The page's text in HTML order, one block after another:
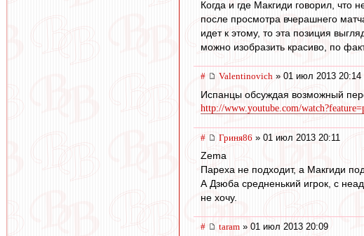
Когда и где Макгиди говорил, что
после просмотра вчерашнего
идет к этому, то эта позиция
можно изобразить красиво, по
# Valentinovich » 01 июл 2013 20:14
Испанцы обсуждая возможный
http://www.youtube.com/
# Гриня86 » 01 июл 2013 20:11
Zema
Пареха не подходит, а Макгиди
А Дзюба средненький игрок, с
не хочу.
# taram » 01 июл 2013 20:09